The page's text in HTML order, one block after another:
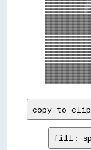
copy to
fill: